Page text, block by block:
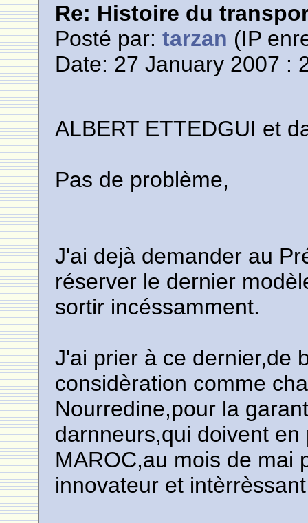
Re: Histoire du
Posté par:tarzan (IP
Date: 27 January 2007 :
ALBERT ETTEDGUI et
Pas de problème,
J'ai dejà demander au
réserver le dernier
sortir incéssamment.
J'ai prier à ce dernier,de
considèration comme
Nourredine,pour la
darnneurs,qui doivent
MAROC,au mois de mai
innovateur et